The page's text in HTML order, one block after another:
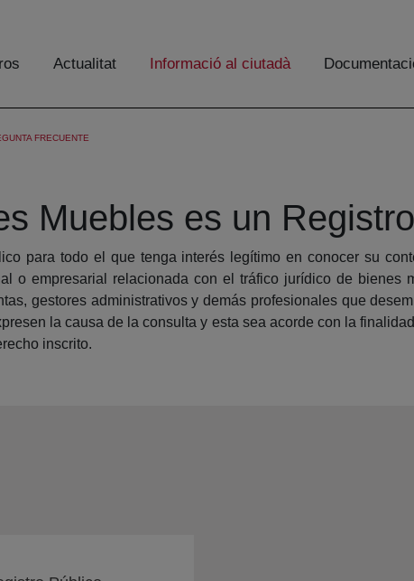
Actualitat Informació al ciutadà
FRECUENTE
Muebles es un
para todo el que tenga interés legítimo en conocer su
o empresarial relacionada con el tráfico jurídico de bienes
gestores administrativos y demás profesionales que
la causa de la consulta y esta sea acorde con la
inscrito.